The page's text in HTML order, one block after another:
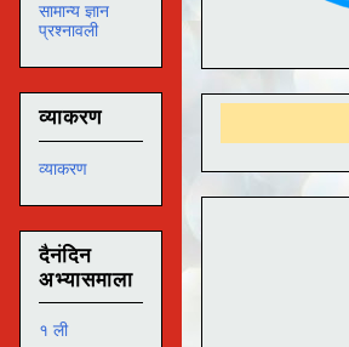
सामान्य ज्ञान
प्रश्नावली
व्याकरण
व्याकरण
दैनंदिन
अभ्यासमाला
१ ली